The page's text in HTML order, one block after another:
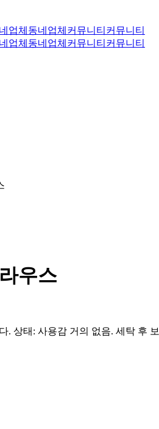
업체 동네업체 커뮤니티 커뮤니티
업체 동네업체 커뮤니티 커뮤니티
우스
. 상태: 사용감 거의 없음. 세탁 후